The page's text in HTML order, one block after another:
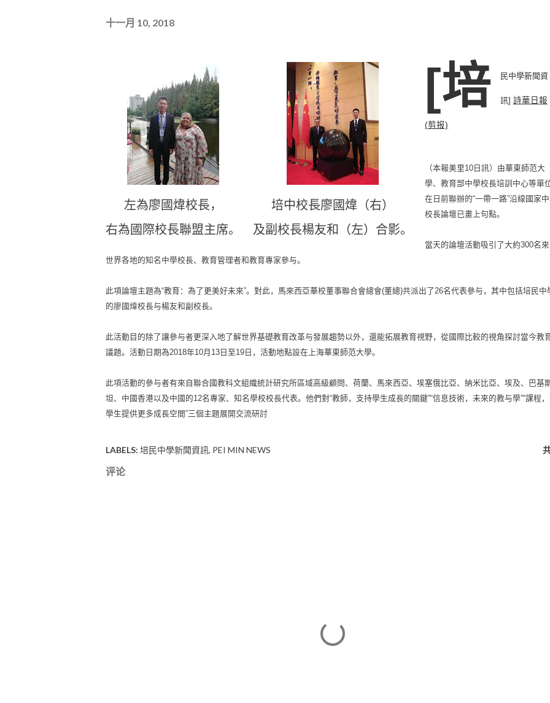
十一月 10, 2018
左為廖國煒校長，
右為國際校長聯盟主席。
培中校長廖國煒（右）
及副校長楊友和（左）合影。
[培 民中學新聞資
訊] 詩華日報
(剪报)
（本報美里10日訊）由華東師范大
學、 教育部中學校長培訓中心等單
在日前聯辦的“一帶一路”沿線國家
校長論壇已畫上句點。
當天的論壇活動吸引了大約300名
世界各地的知名中學校長、 教育管理者和教育專家參与。
此項論壇主題為“教育：為了更美好未來”。對此， 馬來西亞華校董事聯合會總會(董總)共派出了26名代表參与， 其中包括培民中
的廖國煒校長与楊友和副校長。
此活動目的除了讓參与者更深入地了解世界基礎教育改革与發展趨勢以外，還能拓展教育視野，從國際比較的視角探討當今教
議題。 活動日期為2018年10月13日至19日， 活動地點設在上海華東師范大學。
此項活動的參与者有來自聯合國教科文組織統計研究所區域高級顧問 、荷蘭、馬來西亞、埃塞俄比亞、納米比亞、埃及、巴基
坦、 中國香港以及中國的12名專家、知名學校校長代表。他們對“教師，支持學生成長的關鍵”“信息技術，未來的教与學”“課程，
學生提供更多成長空間”三個主題展開交流研討
LABELS: 培民中學新聞資訊 PEI MIN NEWS
评论